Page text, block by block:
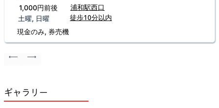
1,000円前後
土曜, 日曜
浦和駅西口
徒歩10分以内
現金のみ, 券売機
ギャラリー